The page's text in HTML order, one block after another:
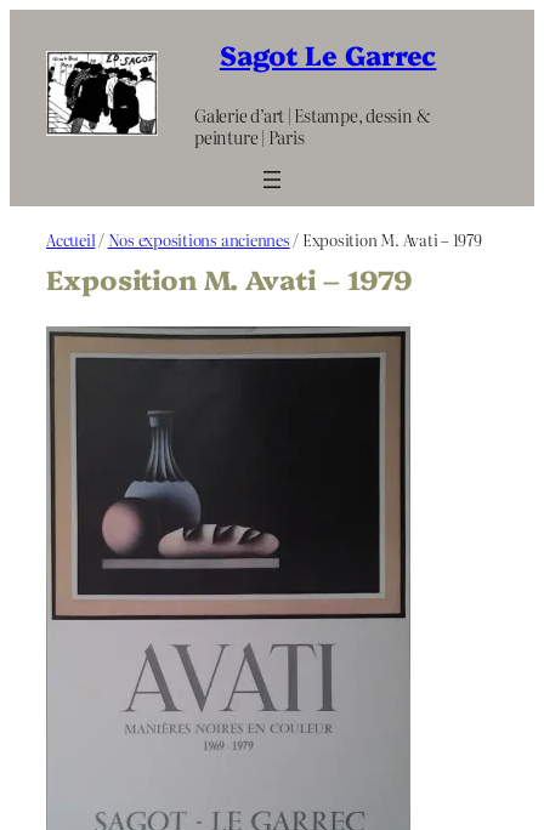
contenu
Sagot Le Garrec
Galerie d’art | Estampe, dessin &
peinture | Paris
Accueil / Nos expositions anciennes / Exposition M. Avati – 1979
Exposition M. Avati – 1979